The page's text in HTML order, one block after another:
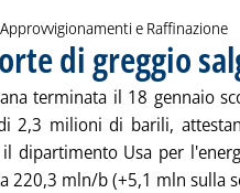
e Raffinazione
di greggio
terminata il 18 gennaio
2,3 milioni di barili,
dipartimento Usa per
220,3 mln/b (+5,1 mln sulla